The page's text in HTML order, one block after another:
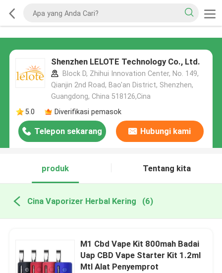
Shenzhen LELOTE Technology Co., Ltd.
Block D, Zhihui Innovation Center, No. 149,
Qianjin 2nd Road, Bao'an District, Shenzhen,
Guangdong, China 518126,Cina
5.0
Diverifikasi pemasok
Telepon sekarang Hubungi kami
produk Tentang kita
Cina Vaporizer Herbal Kering (6)
M1 Cbd Vape Kit 800mah Badai
Uap CBD Vape Starter Kit 1.2ml
Mtl Alat Penyemprot